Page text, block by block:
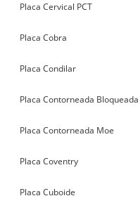
Placa Cervical PCT
Placa Cobra
Placa Condilar
Placa Contorneada Bloqueada
Placa Contorneada Moe
Placa Coventry
Placa Cuboide